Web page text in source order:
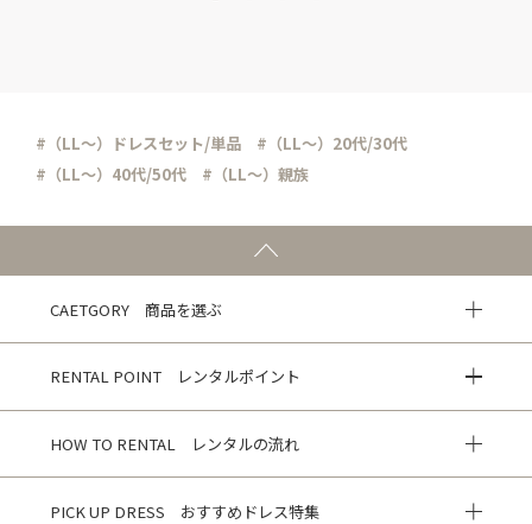
#（LL～）ドレスセット/単品
#（LL～）20代/30代
#（LL～）40代/50代
#（LL～）親族
CAETGORY 商品を選ぶ
RENTAL POINT レンタルポイント
HOW TO RENTAL レンタルの流れ
PICK UP DRESS おすすめドレス特集